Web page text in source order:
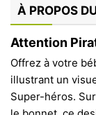
À PROPOS
Attention
Offrez à votre
illustrant un
Super-héros.